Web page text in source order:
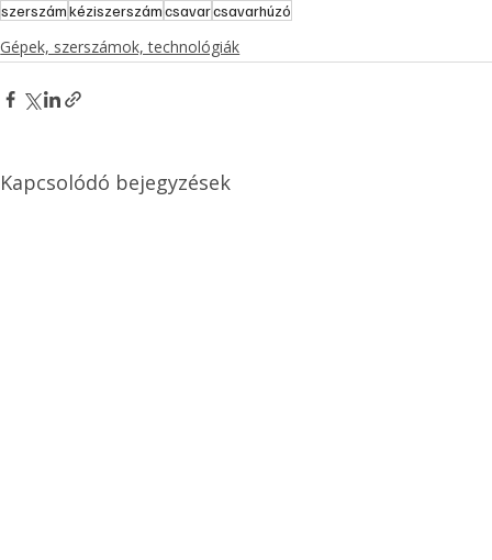
szerszámkéziszerszámcsavarcsavarhúzó
Gépek, szerszámok, technológiák
Kapcsolódó bejegyzések